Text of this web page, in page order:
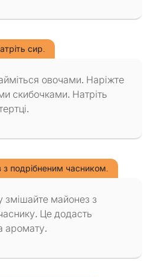
сир.
овочами. Наріжте
скибочками. Натріть
подрібненим часником.
змішайте майонез з
Це додасть
аромату.